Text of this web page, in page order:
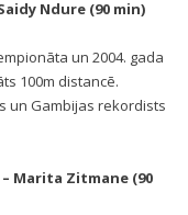
Ndure (90 min)
un 2004. gada
100m distancē.
un Gambijas rekordists
Marita Zitmane (90